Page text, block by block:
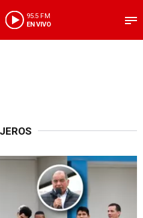
95.5 FM
EN VIVO